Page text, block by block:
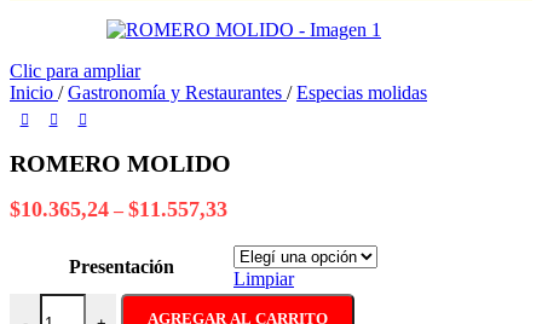
Clic para ampliar
Inicio / Gastronomía y Restaurantes / Especias molidas
ROMERO MOLIDO
$10.365,24 – $11.557,33Rango
precios:
desde
$10.365,24
hasta
Presentación
Limpiar
ROMERO MOLIDO cantidad
AGREGAR AL CARRITO